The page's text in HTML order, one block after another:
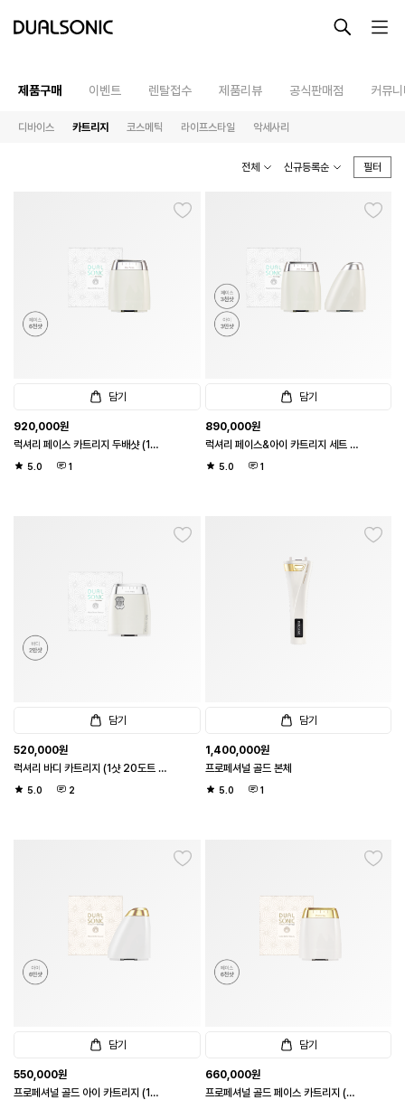
제품구매
디바이스 카트리지 코스메틱 라이프스타일 악세사리
이벤트 렌탈접수 제품리뷰 공식판매점 커뮤
전체 신규등록순 필터
담기
5.0 1
럭셔리 페이스 카트리지 두배샷 (1샷
20도트 / 페이스 6천샷)
920,000원
담기
5.0 1
럭셔리 페이스&아이 카트리지 세트 (1
샷 20도트 / 페이스 3천샷 / 아이 3만
890,000원
담기
5.0 2
럭셔리 바디 카트리지 (1샷 20도트 /
바디 2만샷)
520,000원
담기
5.0 1
프로페셔널 골드 본체
1,400,000원
담기
프로페셔널 골드 아이 카트리지 (1샷 1
550,000원
담기
프로페셔널 골드 페이스 카트리지 (1
660,000원